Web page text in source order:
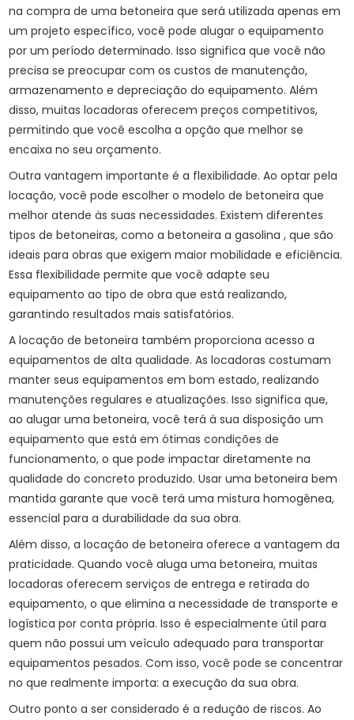
na compra de uma betoneira que será utilizada apenas em
um projeto específico, você pode alugar o equipamento
por um período determinado. Isso significa que você não
precisa se preocupar com os custos de manutenção,
armazenamento e depreciação do equipamento. Além
disso, muitas locadoras oferecem preços competitivos,
permitindo que você escolha a opção que melhor se
encaixa no seu orçamento.
Outra vantagem importante é a flexibilidade. Ao optar pela
locação, você pode escolher o modelo de betoneira que
melhor atende às suas necessidades. Existem diferentes
tipos de betoneiras, como abetoneira a gasolina, que são
ideais para obras que exigem maior mobilidade e eficiência.
Essa flexibilidade permite que você adapte seu
equipamento ao tipo de obra que está realizando,
garantindo resultados mais satisfatórios.
A locação de betoneira também proporciona acesso a
equipamentos de alta qualidade. As locadoras costumam
manter seus equipamentos em bom estado, realizando
manutenções regulares e atualizações. Isso significa que,
ao alugar uma betoneira, você terá à sua disposição um
equipamento que está em ótimas condições de
funcionamento, o que pode impactar diretamente na
qualidade do concreto produzido. Usar uma betoneira bem
mantida garante que você terá uma mistura homogênea,
essencial para a durabilidade da sua obra.
Além disso, a locação de betoneira oferece a vantagem da
praticidade. Quando você aluga uma betoneira, muitas
locadoras oferecem serviços de entrega e retirada do
equipamento, o que elimina a necessidade de transporte e
logística por conta própria. Isso é especialmente útil para
quem não possui um veículo adequado para transportar
equipamentos pesados. Com isso, você pode se concentrar
no que realmente importa: a execução da sua obra.
Outro ponto a ser considerado é a redução de riscos. Ao